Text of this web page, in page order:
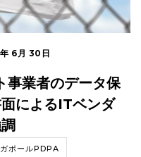
6月 30日
業者のデータ保
によるITベンダ
ポールPDPA